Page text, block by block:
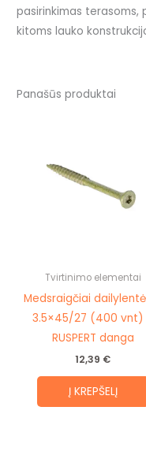
pasirinkimas terasoms,
kitoms lauko
Panašūs produktai
Tvirtinimo elementai
Medsraigčiai
3.5×45/27 (400 vnt)
RUSPERT danga
12,39 €
Į KREPŠELĮ